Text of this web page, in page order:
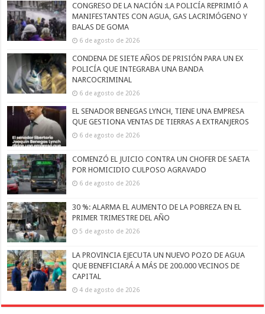
CONGRESO DE LA NACIÓN :LA POLICÍA REPRIMIÓ A
MANIFESTANTES CON AGUA, GAS LACRIMÓGENO Y
BALAS DE GOMA
6 de agosto de 2026
CONDENA DE SIETE AÑOS DE PRISIÓN PARA UN EX
POLICÍA QUE INTEGRABA UNA BANDA
NARCOCRIMINAL
6 de agosto de 2026
EL SENADOR BENEGAS LYNCH, TIENE UNA EMPRESA
QUE GESTIONA VENTAS DE TIERRAS A EXTRANJEROS
6 de agosto de 2026
COMENZÓ EL JUICIO CONTRA UN CHOFER DE SAETA
POR HOMICIDIO CULPOSO AGRAVADO
6 de agosto de 2026
30 %: ALARMA EL AUMENTO DE LA POBREZA EN EL
PRIMER TRIMESTRE DEL AÑO
5 de agosto de 2026
LA PROVINCIA EJECUTA UN NUEVO POZO DE AGUA
QUE BENEFICIARÁ A MÁS DE 200.000 VECINOS DE
CAPITAL
4 de agosto de 2026